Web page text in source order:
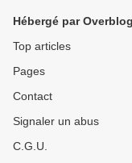
Hébergé par Overblog
Top articles
Pages
Contact
Signaler un abus
C.G.U.